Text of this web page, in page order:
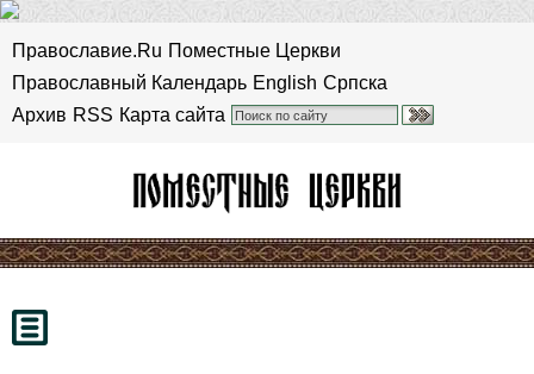
Православие.Ru Поместные Церкви
Православный Календарь English Српска
Архив RSS Карта сайта